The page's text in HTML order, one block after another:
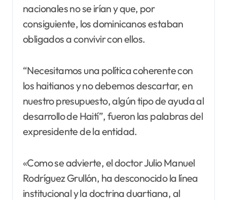
nacionales no se irían y que, por
consiguiente, los dominicanos estaban
obligados a convivir con ellos.
“Necesitamos una política coherente con
los haitianos y no debemos descartar, en
nuestro presupuesto, algún tipo de ayuda al
desarrollo de Haití”, fueron las palabras del
expresidente de la entidad.
«Como se advierte, el doctor Julio Manuel
Rodríguez Grullón, ha desconocido la línea
institucional y la doctrina duartiana, al